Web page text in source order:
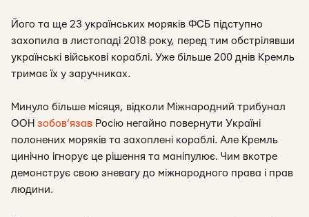
Його та ще 23 українських моряків ФСБ підступно
захопила в листопаді 2018 року, перед тим обстрілявши
українські військові кораблі. Уже більше 200 днів Кремль
тримає їх у заручниках.
Минуло більше місяця, відколи Міжнародний трибунал
ООН зобов’язав Росію негайно повернути Україні
полонених моряків та захоплені кораблі. Але Кремль
цинічно ігнорує це рішення та маніпулює. Чим вкотре
демонструє свою зневагу до міжнародного права і прав
людини.